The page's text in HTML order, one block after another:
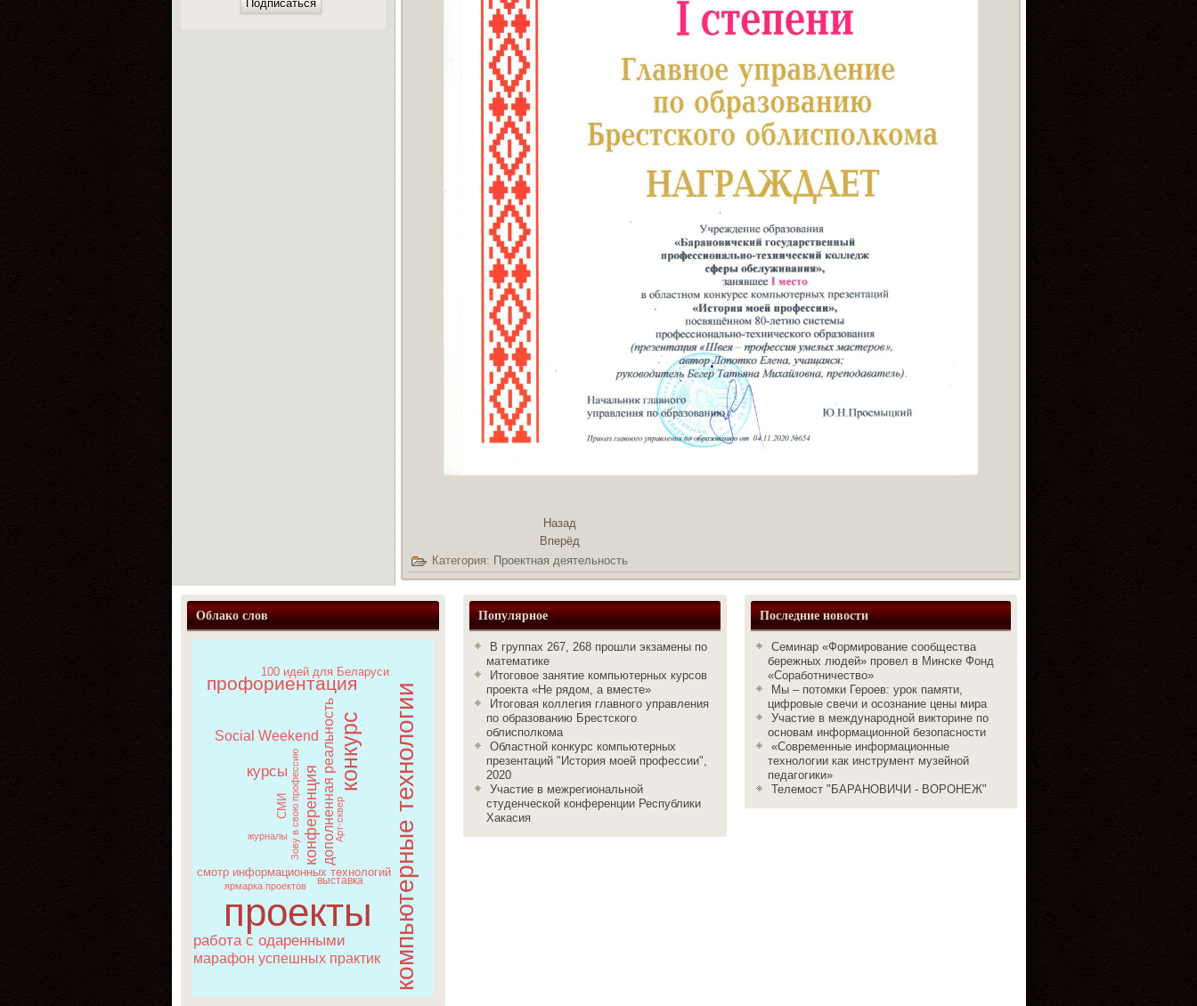
Назад
Вперёд
Категория: Проектная деятельность
Облако слов Популярное
В группах 267, 268 прошли экзамены по
математике
Итоговое занятие компьютерных курсов
проекта «Не рядом, а вместе»
Итоговая коллегия главного управления
по образованию Брестского
облисполкома
Областной конкурс компьютерных
презентаций "История моей профессии",
2020
Участие в межрегиональной
студенческой конференции Республики
Хакасия
Последние новости
Семинар «Формирование сообщества
бережных людей» провел в Минске Фонд
«Соработничество»
Мы – потомки Героев: урок памяти,
цифровые свечи и осознание цены мира
Участие в международной викторине по
основам информационной безопасности
«Современные информационные
технологии как инструмент музейной
педагогики»
Телемост "БАРАНОВИЧИ - ВОРОНЕЖ"